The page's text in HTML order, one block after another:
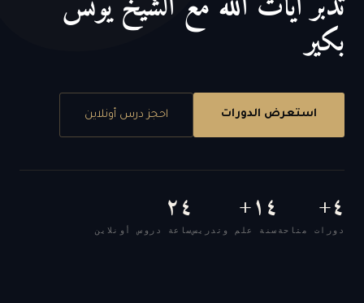
بكير
استعرض الدورات احجز درس أونلاين
٤+
دورات متاحة
١٤+
سنة علم وتدريس
٢٤
ساعة دروس أونلاين